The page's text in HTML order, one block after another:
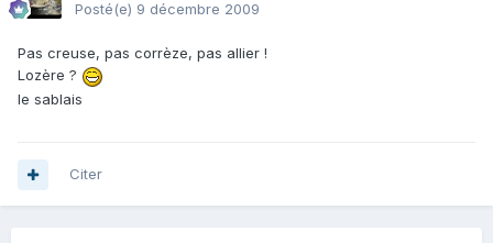
Posté(e) 9 décembre 2009
Pas creuse, pas corrèze, pas allier !
Lozère ?
le sablais
Citer